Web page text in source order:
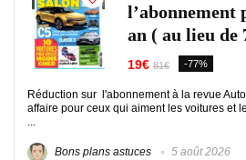
l’abonnement
an ( au lieu de
19€ 81€ -77%
Réduction sur l'abonnement à la revue
affaire pour ceux qui aiment les voitures et
...
Bons plans astuces 5 août 2026